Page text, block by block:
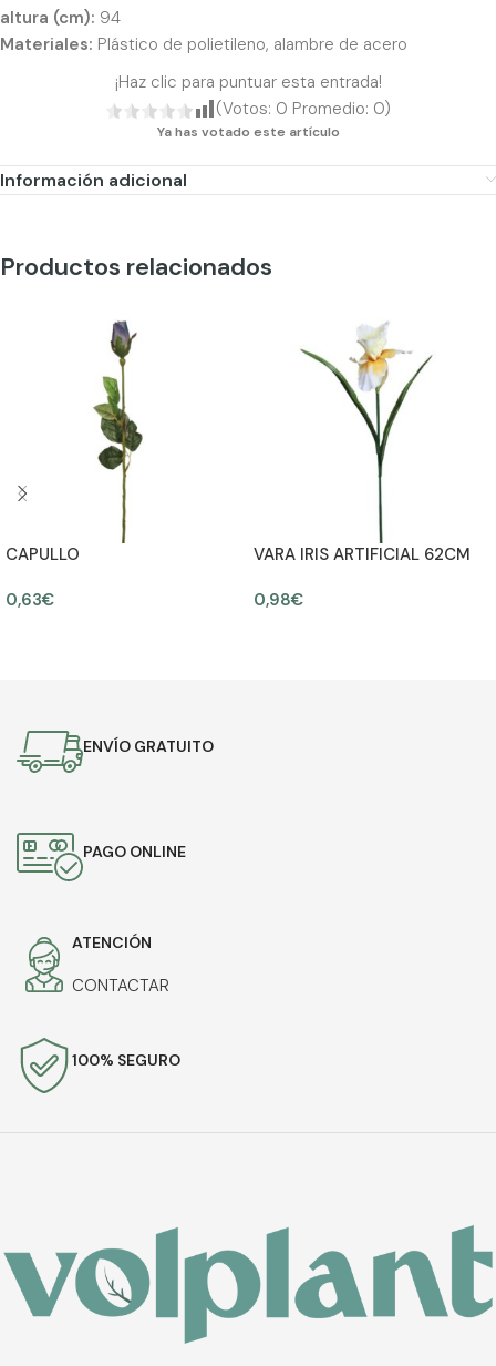
altura (cm): 94
Materiales: Plástico de polietileno, alambre de acero
¡Haz clic para puntuar esta entrada!
(Votos: 0 Promedio: 0)
Ya has votado este artículo
Información adicional
Productos relacionados
CAPULLO
0,63€
VARA IRIS ARTIFICIAL 62CM
0,98€
ENVÍO GRATUITO
PAGO ONLINE
ATENCIÓN
CONTACTAR
100% SEGURO